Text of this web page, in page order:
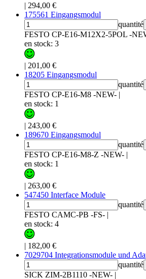
| 294,00 €
175561 Eingangsmodul
quantité
FESTO CP-E16-M12X2-5POL -
en stock: 3
| 201,00 €
18205 Eingangsmodul
quantité
FESTO CP-E16-M8 -NEW- |
en stock: 1
| 243,00 €
189670 Eingangsmodul
quantité
FESTO CP-E16-M8-Z -NEW- |
en stock: 1
| 263,00 €
547450 Interface Module
quantité
FESTO CAMC-PB -FS- |
en stock: 4
| 182,00 €
7029704 Integrationsmodule und
quantité
SICK ZIM-2B1110 -NEW- |